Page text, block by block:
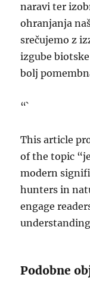
naravi ter
ohranjanja
srečujemo z
izgube
bolj
“`
This article
of the topic
modern
hunters in
engage
Podobne